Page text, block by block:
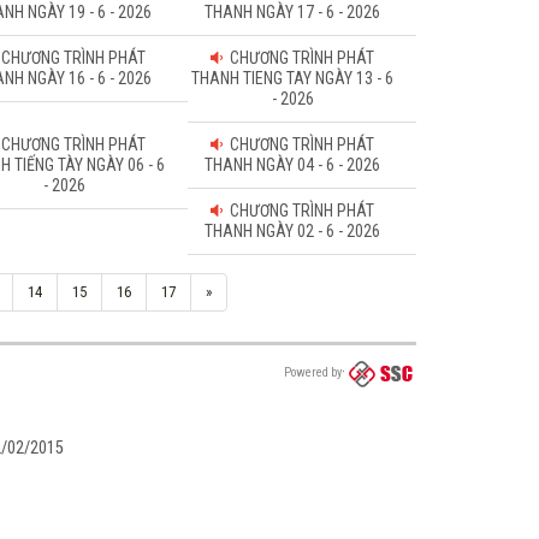
NGÀY 19 - 6 - 2026
THANH NGÀY 17 - 6 - 2026
TRÌNH PHÁT
NGÀY 16 - 6 - 2026
CHƯƠNG TRÌNH PHÁT
THANH TIENG TAY NGÀY 13 - 6
- 2026
TRÌNH PHÁT
TIẾNG TÀY NGÀY 06 - 6
- 2026
CHƯƠNG TRÌNH PHÁT
THANH NGÀY 04 - 6 - 2026
CHƯƠNG TRÌNH PHÁT
THANH NGÀY 02 - 6 - 2026
14 15 16 17 »
Powered by
02/2015